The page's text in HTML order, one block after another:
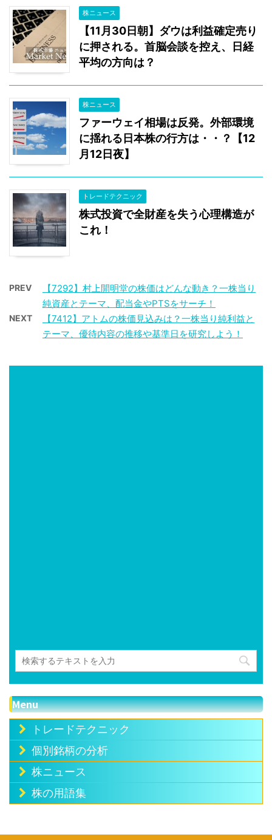
株ニュース
【11月30日朝】ダウは利益確定売り
に押される。首脳会談を控え、日経
平均の方向は？
株ニュース
ファーウェイ相場は反発。外部環境
に揺れる日本株の行方は・・？【12
月12日夜】
トレードテクニック
株式投資で全財産を失う心理構造が
これ！
PREV
【7292】村上開明堂の株価はどんな動き？一株当り
純資産とテーマ、配当金やPTSをサーチ！
NEXT
【7412】アトムの株価見込みは？一株当り純利益と
テーマ、優待内容の推移や基準日を研究しよう！
Menu
トレードテクニック
個別銘柄の分析
株ニュース
株の用語集